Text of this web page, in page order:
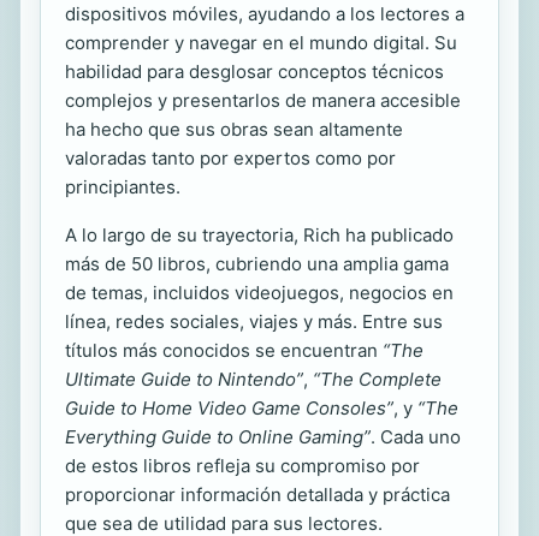
dispositivos móviles, ayudando a los lectores a
comprender y navegar en el mundo digital. Su
habilidad para desglosar conceptos técnicos
complejos y presentarlos de manera accesible
ha hecho que sus obras sean altamente
valoradas tanto por expertos como por
principiantes.
A lo largo de su trayectoria, Rich ha publicado
más de 50 libros, cubriendo una amplia gama
de temas, incluidos videojuegos, negocios en
línea, redes sociales, viajes y más. Entre sus
títulos más conocidos se encuentran “The
Ultimate Guide to Nintendo”, “The Complete
Guide to Home Video Game Consoles”, y “The
Everything Guide to Online Gaming”. Cada uno
de estos libros refleja su compromiso por
proporcionar información detallada y práctica
que sea de utilidad para sus lectores.